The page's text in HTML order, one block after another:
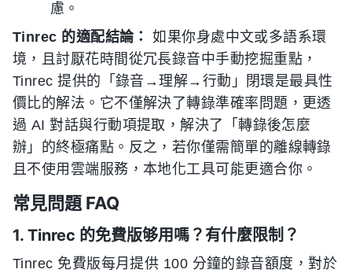
慮。
Tinrec 的適配結論：
如果你身處中文或多語系環
境，且討厭花時間從冗長錄音中手動挖掘重點，
Tinrec 提供的「錄音→理解→行動」閉環是最具性
價比的解法。它不僅解決了轉錄準確率問題，更透
過 AI 對話與行動項提取，解決了「轉錄後怎麼
辦」的終極痛點。反之，若你僅需簡單的離線轉錄
且不使用雲端服務，本地化工具可能更適合你。
常見問題 FAQ
1. Tinrec 的免費版够用嗎？有什麼限制？
Tinrec 免費版每月提供 100 分鐘的錄音額度，對於